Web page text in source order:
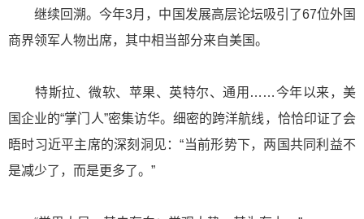
继续回溯。今年3月，中国发展高层论坛吸引了67位外国
商界领军人物出席，其中相当部分来自美国。
特斯拉、微软、苹果、英特尔、通用……今年以来，美
国企业的“掌门人”密集访华。细密的跨洋航线，恰恰印证了会
晤时习近平主席的深刻洞见：“当前形势下，两国共同利益不
是减少了，而是更多了。”